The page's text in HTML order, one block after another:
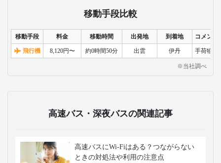
移動手段比較
移動手段 料金 移動時間 出発地 到着地 コメント
飛行機 8,120円〜 約0時間50分 出雲 伊丹 手荷物検
※当社調べ
高速バス・深夜バスの関連記事
高速バスにWi-Fiはある？つながらない
ときの対処法や利用の注意点